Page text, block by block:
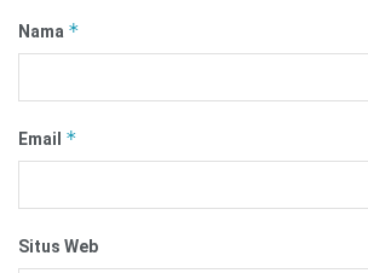
Nama *
Email *
Situs Web